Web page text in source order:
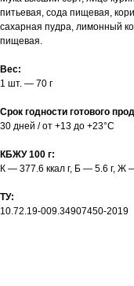
питьевая, сода пищевая,
сахарная пудра, лимонный
пищевая.
Вес:
1 шт. — 70 г
Срок годности готового
30 дней / от +13 до +23°C
КБЖУ 100 г:
К — 377.6 ккал г, Б — 5.6 г, Ж
ТУ:
10.72.19-009.34907450-2019